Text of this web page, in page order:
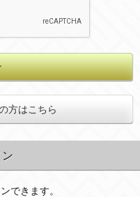
方はこちら
できます。